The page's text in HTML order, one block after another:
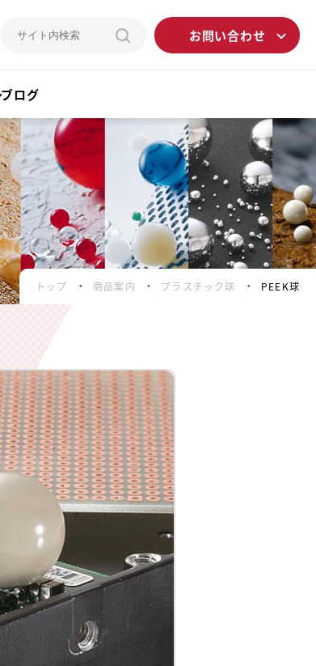
お問い合わせ
ブログ
トップ 商品案内 プラスチック球 PEEK球